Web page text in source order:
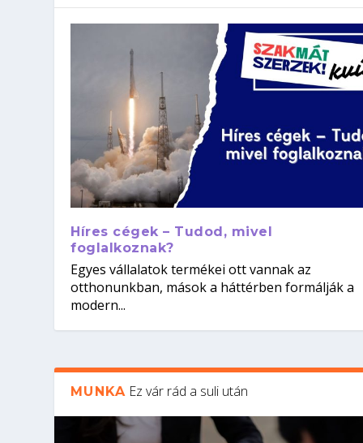
Híres cégek – Tudod, mivel
foglalkoznak?
Egyes vállalatok termékei ott vannak az
otthonunkban, mások a háttérben formálják a
modern...
MUNKA Ez vár rád a suli után